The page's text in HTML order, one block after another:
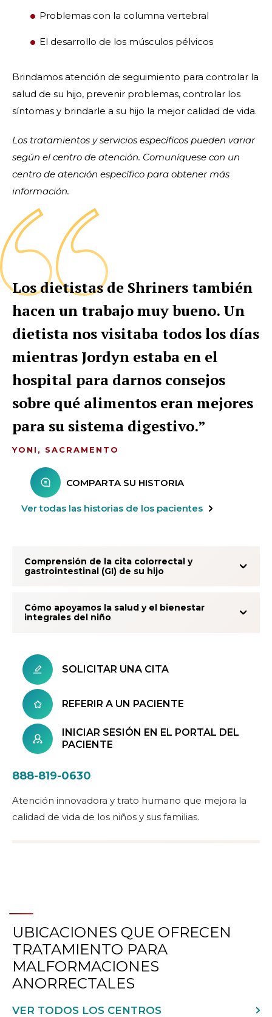
Problemas con la columna vertebral
El desarrollo de los músculos pélvicos
Brindamos atención de seguimiento para controlar la
salud de su hijo, prevenir problemas, controlar los
síntomas y brindarle a su hijo la mejor calidad de vida.
Los tratamientos y servicios específicos pueden variar
según el centro de atención. Comuníquese con un
centro de atención específico para obtener más
información.
Los dietistas de Shriners también
hacen un trabajo muy bueno. Un
dietista nos visitaba todos los días
mientras Jordyn estaba en el
hospital para darnos consejos
sobre qué alimentos eran mejores
para su sistema digestivo.
YONI, SACRAMENTO
COMPARTA SU HISTORIA
Ver todas las historias de los pacientes
Comprensión de la cita colorrectal y
gastrointestinal (GI) de su hijo
Cómo apoyamos la salud y el bienestar
integrales del niño
SOLICITAR UNA CITA
REFERIR A UN PACIENTE
INICIAR SESIÓN EN EL PORTAL DEL
PACIENTE
888-819-0630
Atención innovadora y trato humano que mejora la
calidad de vida de los niños y sus familias.
UBICACIONES QUE OFRECEN
TRATAMIENTO PARA
MALFORMACIONES
ANORRECTALES
VER TODOS LOS CENTROS